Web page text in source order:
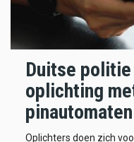
Duitse
oplichting
pinautomaten
Oplichters doen zich